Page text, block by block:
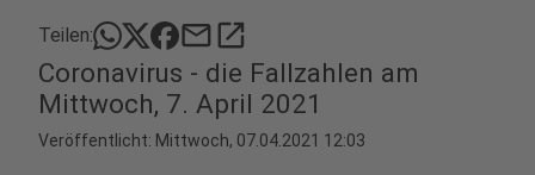
Teilen: mailopen_in_new
Coronavirus - die Fallzahlen am
Mittwoch, 7. April 2021
Veröffentlicht: Mittwoch, 07.04.2021 12:03